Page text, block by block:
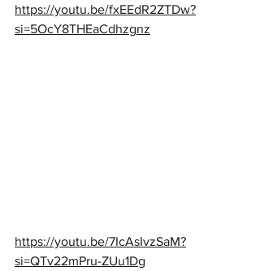
https://youtu.be/fxEEdR2ZTDw?
si=5OcY8THEaCdhzgnz
https://youtu.be/7IcAsIvzSaM?
si=QTv22mPru-ZUu1Dg